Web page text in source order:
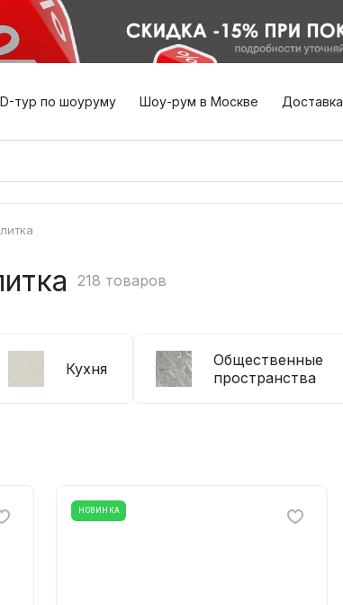
тур по шоуруму Шоу-рум в Москве Доставка
218 товаров
Кухня
Общественные
пространства
НОВИНКА